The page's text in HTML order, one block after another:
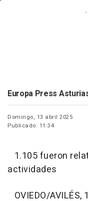
Europa Press
Domingo, 13 abril 2025
Publicado: 11:34
1.105 fueron
actividades
OVIEDO/AVILÉS,